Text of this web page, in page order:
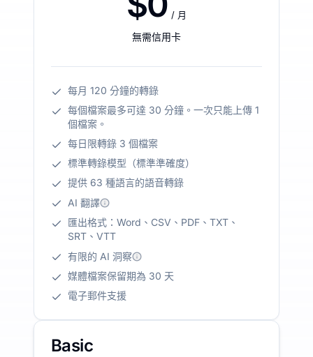
/ 月
無需信用卡
每月 120 分鐘的轉錄
每個檔案最多可達 30 分鐘。一次只能上傳 1
個檔案。
每日限轉錄 3 個檔案
標準轉錄模型（標準準確度）
提供 63 種語言的語音轉錄
AI 翻譯
匯出格式：Word、CSV、PDF、TXT、
SRT、VTT
有限的 AI 洞察
媒體檔案保留期為 30 天
電子郵件支援
Basic